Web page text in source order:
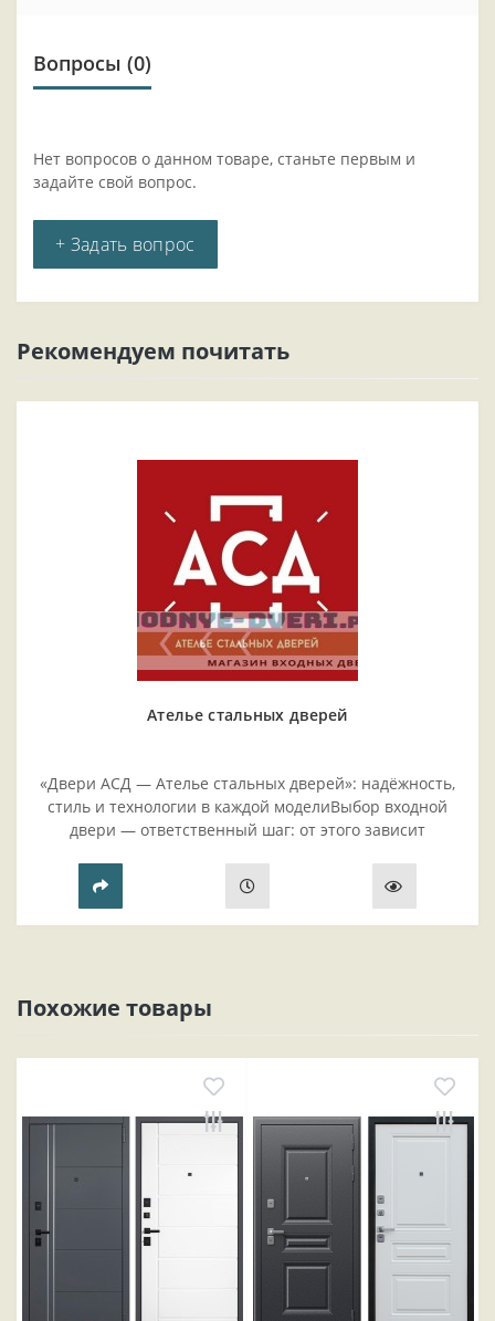
Вопросы (0)
Нет вопросов о данном товаре, станьте первым и
задайте свой вопрос.
+ Задать вопрос
Рекомендуем почитать
Ателье стальных дверей
«Двери АСД — Ателье стальных дверей»: надёжность,
стиль и технологии в каждой моделиВыбор входной
двери — ответственный шаг: от этого зависит
прихожей..
Похожие товары